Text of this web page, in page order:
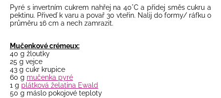
Pyré s invertním cukrem nahřej na 40°C a přidej směs cukru a
pektinu. Přiveď k varu a povař 30 vteřin. Nalij do formy/ ráfku o
průměru 16 cm a nech zamrazit.
Mučenkové crémeux:
40 g žloutky
25 g vejce
43 g cukr krupice
60 g mučenka pyré
1 g plátková želatina Ewald
50 g máslo pokojové teploty